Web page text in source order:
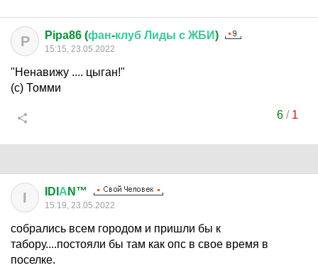
P Pipa86 (фан-клуб Лиды с ЖБИ)
15:15, 23.05.2022
"Ненавижу .... цыган!"
(с) Томми
6/ 1
I IDI А N™
15:19, 23.05.2022
собрались всем городом и пришли бы к
табору....постояли бы там как опс в свое время в
поселке.